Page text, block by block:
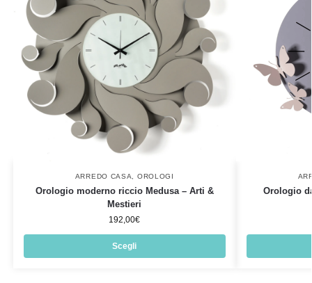
ARREDO CASA OROLOGI
Orologio moderno riccio Medusa – Arti &
Mestieri
192,00€
Scegli
Orologio